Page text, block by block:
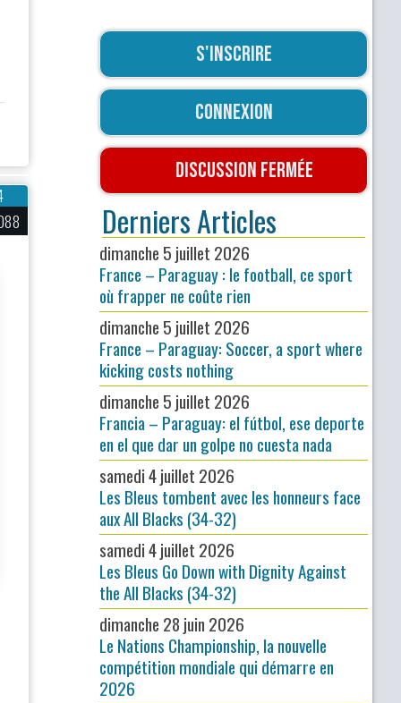
S'inscrire
Connexion
Discussion fermée
Derniers Articles
dimanche 5 juillet 2026
France – Paraguay : le football, ce sport
où frapper ne coûte rien
dimanche 5 juillet 2026
France – Paraguay: Soccer, a sport where
kicking costs nothing
dimanche 5 juillet 2026
Francia – Paraguay: el fútbol, ese deporte
en el que dar un golpe no cuesta nada
samedi 4 juillet 2026
Les Bleus tombent avec les honneurs face
aux All Blacks (34-32)
samedi 4 juillet 2026
Les Bleus Go Down with Dignity Against
the All Blacks (34-32)
dimanche 28 juin 2026
Le Nations Championship, la nouvelle
compétition mondiale qui démarre en
2026